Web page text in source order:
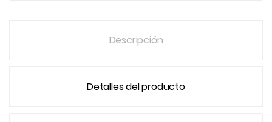
Descripción
Detalles del producto